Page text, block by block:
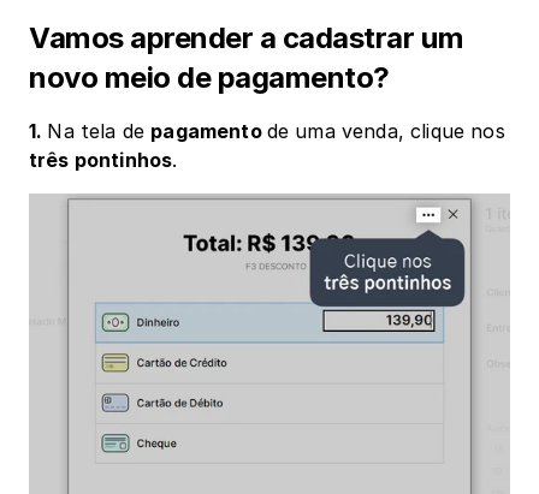
Vamos aprender a cadastrar um
novo meio de pagamento?
1. Na tela de pagamento
três pontinhos.